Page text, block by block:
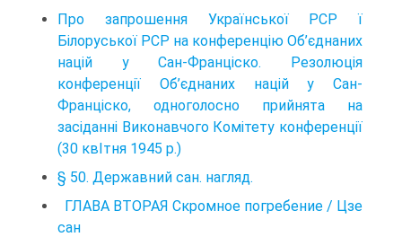
Про запрошення Української PCP ї
Білоруської PCP на конференцію Об’єднаних
націй у Сан-Франціско. Резолюція
конференції Об’єднаних націй у Сан-
Франціско, одноголосно прийнята на
засіданні Виконавчого Комітету конференції
(30 квІтня 1945 p.)
§ 50. Державний сан. нагляд.
ГЛАВА ВТОРАЯ Скромное погребение / Цзе
сан